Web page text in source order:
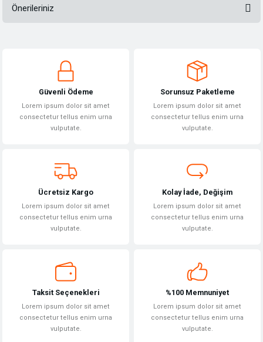
Önerileriniz
Görüş ve önerileriniz için teşekkür ederiz.
Ürün açıklamasında eksik bilgiler bulunuyor.
Ürün bilgilerinde hatalar bulunuyor.
Bu ürüne benzer farklı alternatifler olmalı.
Güvenli Ödeme
Lorem ipsum dolor sit amet
consectetur tellus enim urna
vulputate.
Sorunsuz Paketleme
Lorem ipsum dolor sit amet
consectetur tellus enim urna
vulputate.
Ücretsiz Kargo
Lorem ipsum dolor sit amet
consectetur tellus enim urna
vulputate.
Kolay İade, Değişim
Lorem ipsum dolor sit amet
consectetur tellus enim urna
vulputate.
Taksit Seçenekleri
Lorem ipsum dolor sit amet
consectetur tellus enim urna
vulputate.
%100 Memnuniyet
Lorem ipsum dolor sit amet
consectetur tellus enim urna
vulputate.